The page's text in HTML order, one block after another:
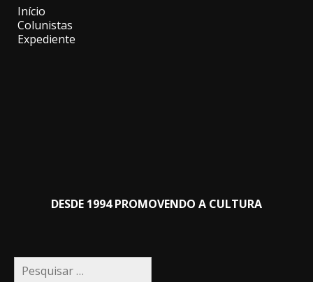
Início
Colunistas
Expediente
DESDE 1994 PROMOVENDO A CULTURA
Pesquisar
por: